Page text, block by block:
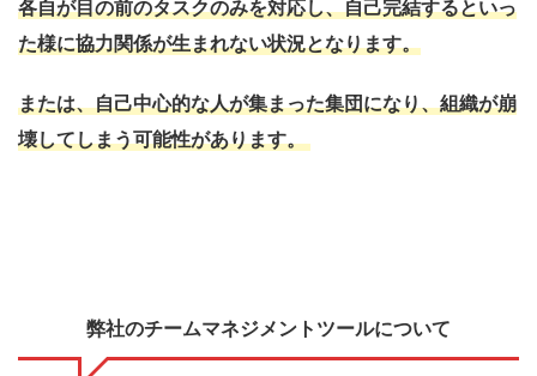
各自が目の前のタスクのみを対応し、自己完結するといっ
た様に協力関係が生まれない状況となります。
または、自己中心的な人が集まった集団になり、組織が崩
壊してしまう可能性があります。
弊社のチームマネジメントツールについて